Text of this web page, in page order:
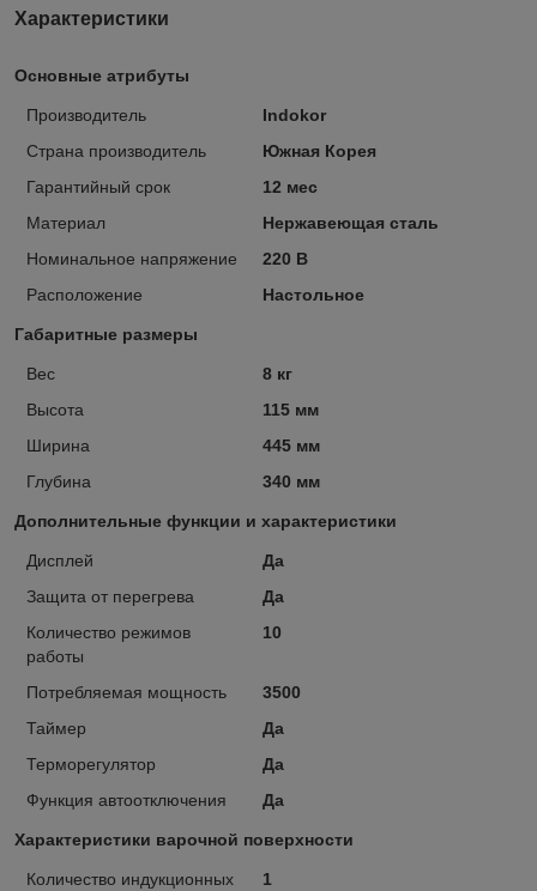
Характеристики
Основные атрибуты
Производитель
Indokor
Страна производитель
Южная Корея
Гарантийный срок
12 мес
Материал
Нержавеющая сталь
Номинальное напряжение
220 В
Расположение
Настольное
Габаритные размеры
Вес
8 кг
Высота
115 мм
Ширина
445 мм
Глубина
340 мм
Дополнительные функции и характеристики
Дисплей
Да
Защита от перегрева
Да
Количество режимов
работы
10
Потребляемая мощность
3500
Таймер
Да
Терморегулятор
Да
Функция автоотключения
Да
Характеристики варочной поверхности
Количество индукционных
1